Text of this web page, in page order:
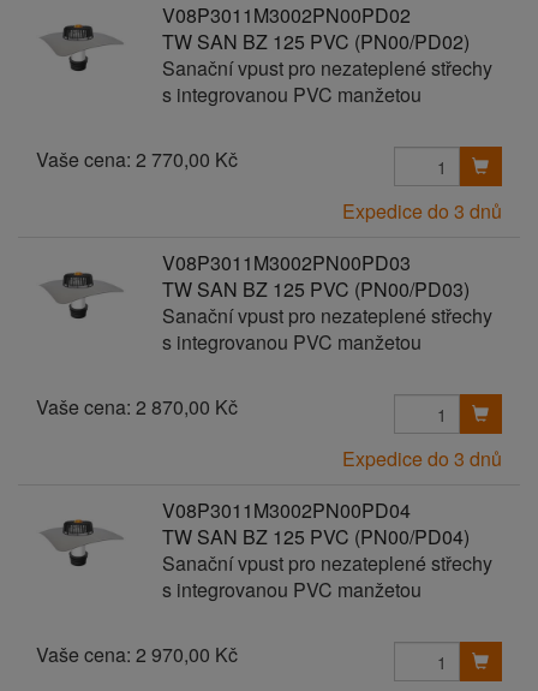
V08P3011M3002PN00PD02
TW SAN BZ 125 PVC (PN00/PD02)
Sanační vpust pro nezateplené střechy
s integrovanou PVC manžetou
Vaše cena: 2 770,00 Kč
Expedice do 3 dnů
V08P3011M3002PN00PD03
TW SAN BZ 125 PVC (PN00/PD03)
Sanační vpust pro nezateplené střechy
s integrovanou PVC manžetou
Vaše cena: 2 870,00 Kč
Expedice do 3 dnů
V08P3011M3002PN00PD04
TW SAN BZ 125 PVC (PN00/PD04)
Sanační vpust pro nezateplené střechy
s integrovanou PVC manžetou
Vaše cena: 2 970,00 Kč